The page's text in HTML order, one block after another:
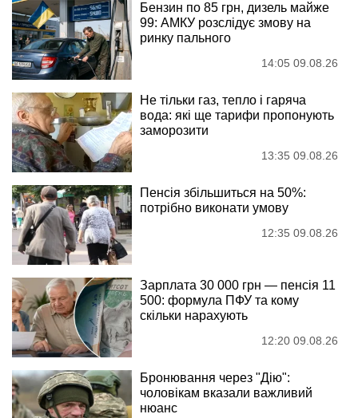
Бензин по 85 грн, дизель майже
99: АМКУ розслідує змову на
ринку пального
14:05 09.08.26
Не тільки газ, тепло і гаряча
вода: які ще тарифи пропонують
заморозити
13:35 09.08.26
Пенсія збільшиться на 50%:
потрібно виконати умову
12:35 09.08.26
Зарплата 30 000 грн — пенсія 11
500: формула ПФУ та кому
скільки нарахують
12:20 09.08.26
Бронювання через "Дію":
чоловікам вказали важливий
нюанс